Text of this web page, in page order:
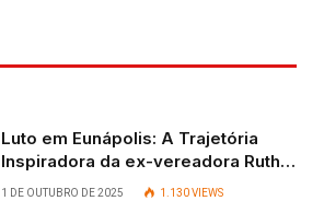
Luto em Eunápolis: A Trajetória
Inspiradora da ex-vereadora Ruth
Contadora
1 DE OUTUBRO DE 2025 1.130VIEWS